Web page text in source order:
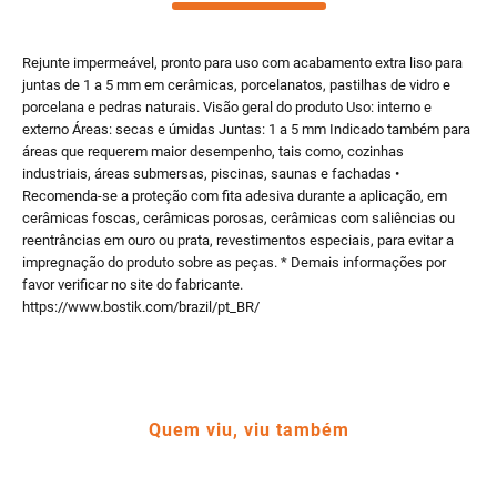
Rejunte impermeável, pronto para uso com acabamento extra liso para
juntas de 1 a 5 mm em cerâmicas, porcelanatos, pastilhas de vidro e
porcelana e pedras naturais. Visão geral do produto Uso: interno e
externo Áreas: secas e úmidas Juntas: 1 a 5 mm Indicado também para
áreas que requerem maior desempenho, tais como, cozinhas
industriais, áreas submersas, piscinas, saunas e fachadas •
Recomenda-se a proteção com fita adesiva durante a aplicação, em
cerâmicas foscas, cerâmicas porosas, cerâmicas com saliências ou
reentrâncias em ouro ou prata, revestimentos especiais, para evitar a
impregnação do produto sobre as peças. * Demais informações por
favor verificar no site do fabricante.
https://www.bostik.com/brazil/pt_BR/
Quem viu, viu também